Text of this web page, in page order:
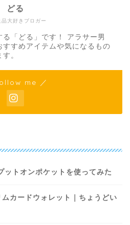
品大好きブロガー
どる
「どる」です！ アラサー男
すめアイテムや気になるもの
。
me ／
ットオンポケットを使ってみた
カードウォレット｜ちょうどい